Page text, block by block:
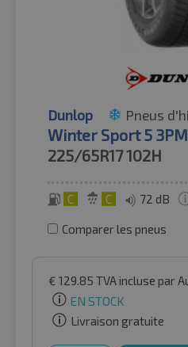
Dunlop Pneus
Winter Sport 5
225/65R17102H
C C 72 dB
Comparer les pneus
€ 129.85 TVA incluse par
EN STOCK
Livraison gratuite